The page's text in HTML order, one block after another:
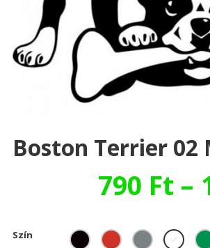
Boston Terrier 02
790 Ft –
Szín